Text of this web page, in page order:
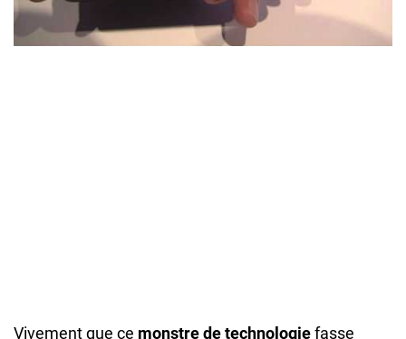
Vivement que ce monstre de technologiefasse